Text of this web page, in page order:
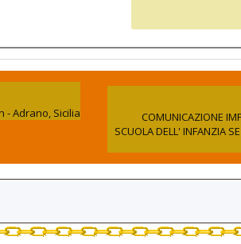
Adrano, Sicilia
COMUNICAZIONE
SCUOLA DELL' INFANZIA